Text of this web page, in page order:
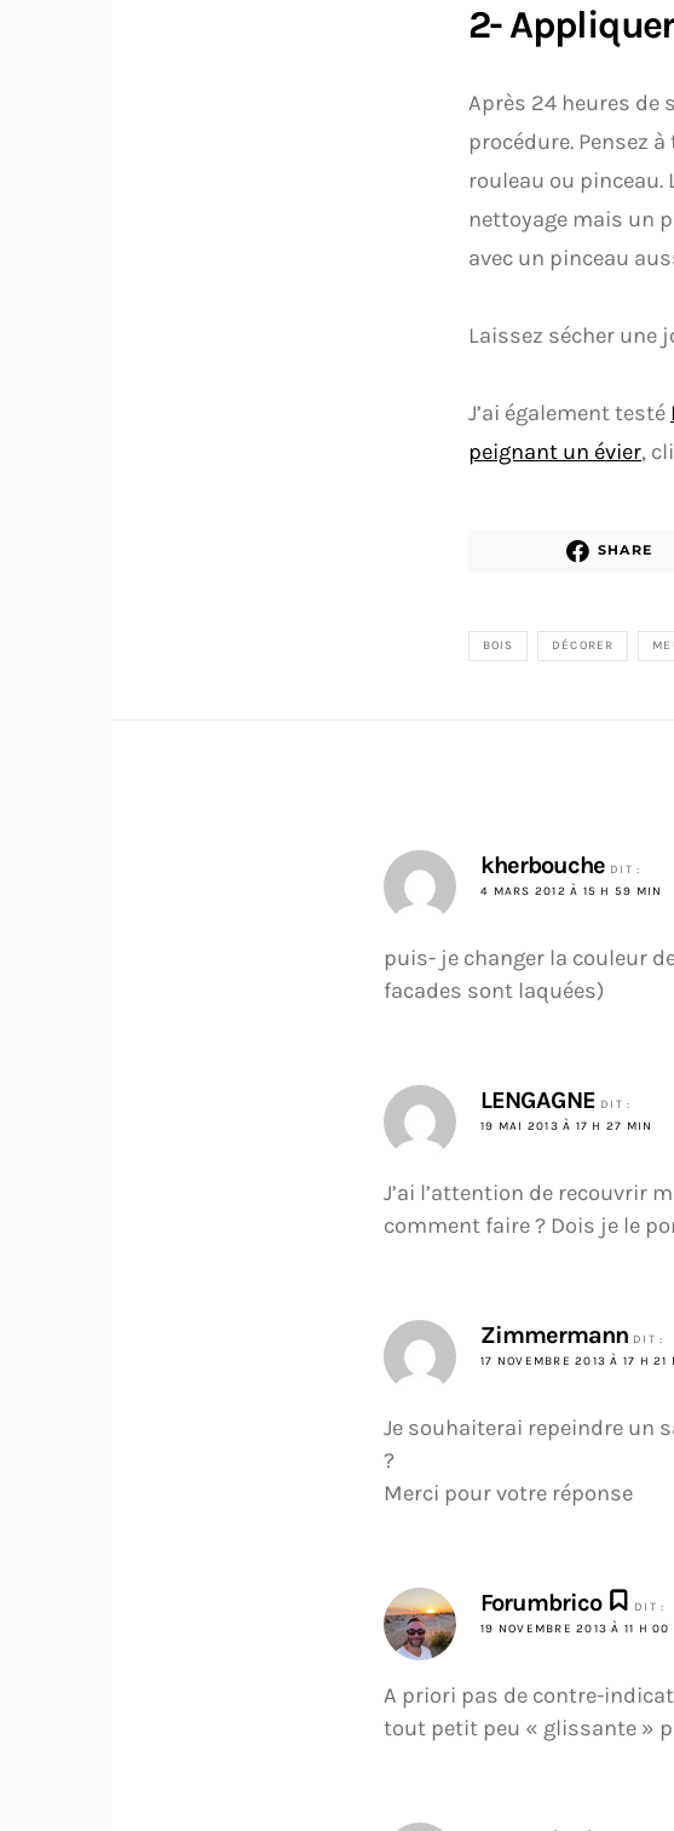
2-
Après 24 heures de
procédure. Pensez
rouleau ou pinceau.
nettoyage mais un
avec un pinceau
Laissez sécher une
J’ai également testé
peignant un évier,
SHARE
BOIS DÉCORER
kherbouche DIT :
4 MARS 2012 À 15 H 59 MIN
puis- je changer la couleur
facades sont laquées)
LENGAGNE DIT :
19 MAI 2013 À 17 H 27 MIN
J’ai l’attention de recouvrir
comment faire ? Dois je le
Zimmermann DIT :
17 NOVEMBRE 2013 À 17 H 21
Je souhaiterai repeindre un
?
Merci pour votre réponse
Forumbrico
DIT :
19 NOVEMBRE 2013 À 11 H 00
A priori pas de contre-
tout petit peu « glissante »